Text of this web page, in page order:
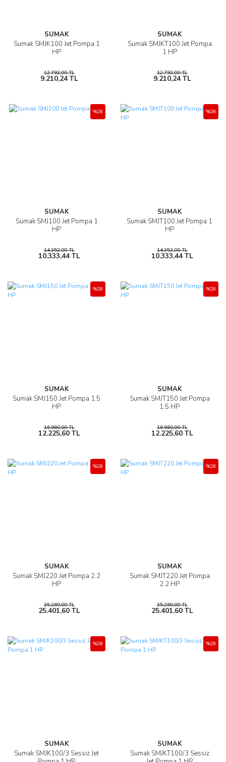
SUMAK
Sumak SMJK100 Jet Pompa 1
HP
12.792,00 TL
9.210,24 TL
SUMAK
Sumak SMJKT100 Jet Pompa
1 HP
12.792,00 TL
9.210,24 TL
SUMAK
Sumak SMJ100 Jet Pompa 1
HP
%28
14.352,00 TL
10.333,44 TL
SUMAK
Sumak SMJT100 Jet Pompa 1
HP
%28
14.352,00 TL
10.333,44 TL
SUMAK
Sumak SMJ150 Jet Pompa 1.5
HP
%28
16.980,00 TL
12.225,60 TL
SUMAK
Sumak SMJT150 Jet Pompa
1.5 HP
%28
16.980,00 TL
12.225,60 TL
SUMAK
Sumak SMJ220 Jet Pompa 2.2
HP
%28
35.280,00 TL
25.401,60 TL
SUMAK
Sumak SMJT220 Jet Pompa
2.2 HP
%28
35.280,00 TL
25.401,60 TL
SUMAK
Sumak SMJK100/3 Sessiz Jet
%28
SUMAK
Sumak SMJKT100/3 Sessiz
%28